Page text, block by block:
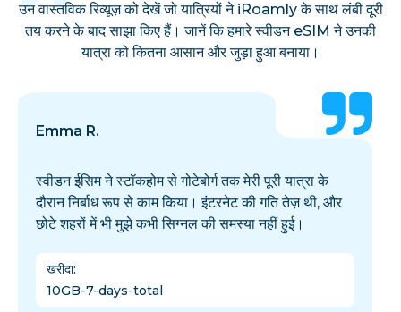
उन वास्तविक रिव्यूज़ को देखें जो यात्रियों ने iRoamly के साथ लंबी दूरी
तय करने के बाद साझा किए हैं। जानें कि हमारे स्वीडन eSIM ने उनकी
यात्रा को कितना आसान और जुड़ा हुआ बनाया।
Emma R.
स्वीडन ईसिम ने स्टॉकहोम से गोटेबोर्ग तक मेरी पूरी यात्रा के
दौरान निर्बाध रूप से काम किया। इंटरनेट की गति तेज़ थी, और
छोटे शहरों में भी मुझे कभी सिग्नल की समस्या नहीं हुई।
खरीदा:
10GB-7-days-total